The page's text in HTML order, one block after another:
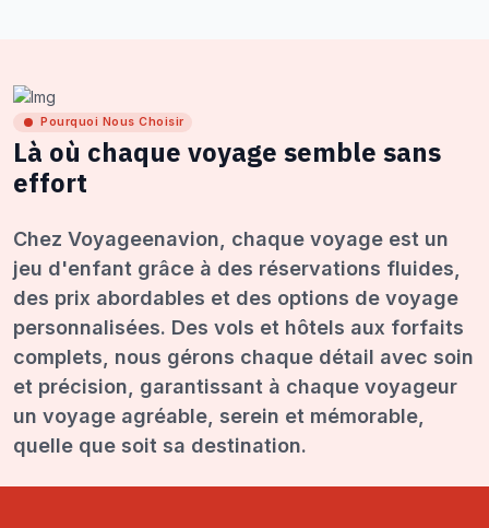
Pourquoi Nous Choisir
Là où chaque voyage semble sans
effort
Chez Voyageenavion, chaque voyage est un
jeu d'enfant grâce à des réservations fluides,
des prix abordables et des options de voyage
personnalisées. Des vols et hôtels aux forfaits
complets, nous gérons chaque détail avec soin
et précision, garantissant à chaque voyageur
un voyage agréable, serein et mémorable,
quelle que soit sa destination.